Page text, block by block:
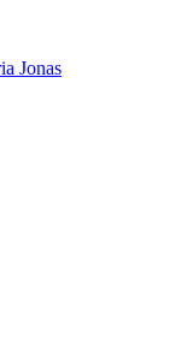
Jonas